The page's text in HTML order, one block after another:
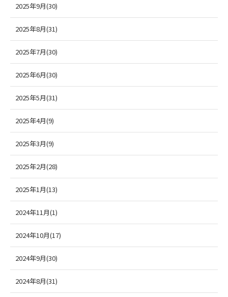
2025年9月(30)
2025年8月(31)
2025年7月(30)
2025年6月(30)
2025年5月(31)
2025年4月(9)
2025年3月(9)
2025年2月(28)
2025年1月(13)
2024年11月(1)
2024年10月(17)
2024年9月(30)
2024年8月(31)